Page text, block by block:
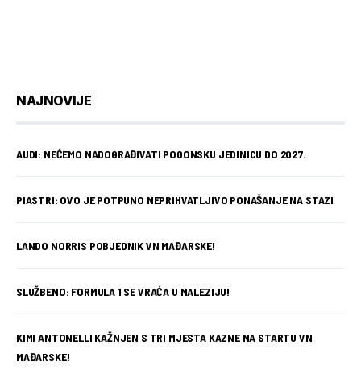
NAJNOVIJE
AUDI: NEĆEMO NADOGRAĐIVATI POGONSKU JEDINICU DO 2027.
PIASTRI: OVO JE POTPUNO NEPRIHVATLJIVO PONAŠANJE NA STAZI
LANDO NORRIS POBJEDNIK VN MAĐARSKE!
SLUŽBENO: FORMULA 1 SE VRAĆA U MALEZIJU!
KIMI ANTONELLI KAŽNJEN S TRI MJESTA KAZNE NA STARTU VN
MAĐARSKE!